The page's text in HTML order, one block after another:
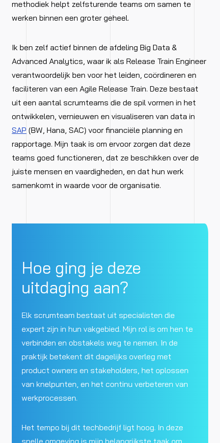
methodiek helpt zelfsturende teams om samen te
werken binnen een groter geheel.
Ik ben zelf actief binnen de afdeling Big Data &
Advanced Analytics, waar ik als Release Train Engineer
verantwoordelijk ben voor het leiden, coördineren en
faciliteren van een Agile Release Train. Deze bestaat
uit een aantal scrumteams die de spil vormen in het
ontwikkelen, vernieuwen en visualiseren van data in
SAP (BW, Hana, SAC) voor financiële planning en
rapportage. Mijn taak is om ervoor zorgen dat deze
teams goed functioneren, dat ze beschikken over de
juiste mensen en vaardigheden, en dat hun werk
samenkomt in waarde voor de organisatie.
Hoe ging je deze
uitdaging aan?
Elk scrumteam bestaat uit specialisten die
expert zijn in hun vakgebied. Mijn rol is om hen te
verbinden en obstakels weg te nemen. In de
praktijk betekent dit dagelijks overleg met
product owners en stakeholders, het oplossen
van knelpunten, en het continu verbeteren van
werkprocessen.
Het tempo bij dit techbedrijf ligt hoog. In deze
snelle omgeving is mijn belangrijkste taak om